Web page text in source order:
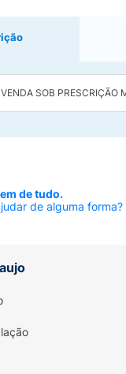
SOB PRESCRIÇÃO
de tudo.
de alguma forma?